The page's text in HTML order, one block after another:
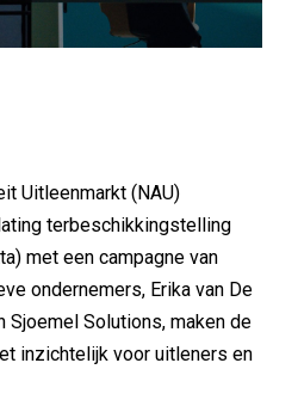
Uitleenmarkt (NAU)
terbeschikkingstelling
met een campagne van
ondernemers, Erika van De
Sjoemel Solutions, maken de
inzichtelijk voor uitleners en